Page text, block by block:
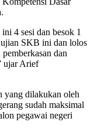
4 sesi dan besok 1
ujian SKB ini dan lolos
dan
ujar Arief
yang dilakukan oleh
sudah maksimal
pegawai negeri